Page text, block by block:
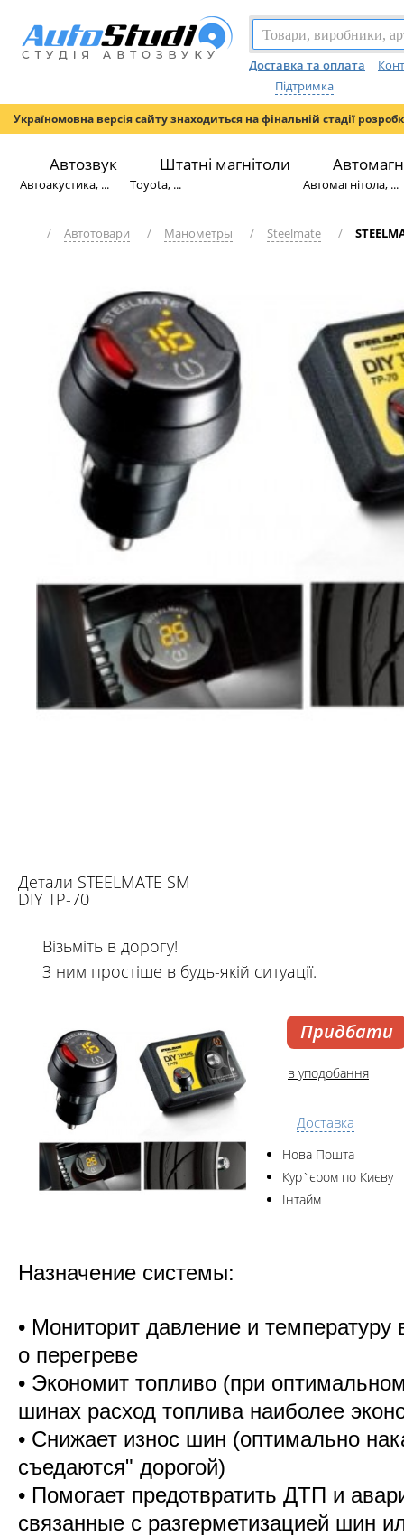
Доставка та оплата
Підтримка
Україномовна версія сайту знаходиться на фінальній стадії
Автозвук
Автоакустика, ...
Штатні магнітоли
Toyota, ... Автомагнітола, ...
/ Автотовари / Манометры / Steelmate /
Детали STEELMATE SM
DIY TP-70
Візьміть в дорогу!
З ним простіше в будь-якій ситуації.
Придбати
в уподобання
Доставка
Нова Пошта
Кур`єром по Києву
Інтайм
Назначение системы:
• Мониторит давление и
о перегреве
• Экономит топливо (при
шинах расход топлива наиболее
• Снижает износ шин (оптимально
съедаются" дорогой)
• Помогает предотвратить ДТП и
связанные c разгерметизацией шин